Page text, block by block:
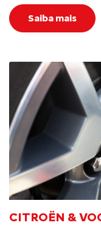
Saiba mais
CITROËN &